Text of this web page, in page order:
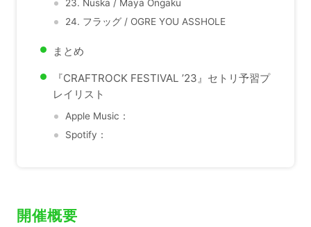
23. Nuska / Maya Ongaku
24. フラッグ / OGRE YOU ASSHOLE
まとめ
『CRAFTROCK FESTIVAL ’23』セトリ予習プ
レイリスト
Apple Music：
Spotify：
開催概要